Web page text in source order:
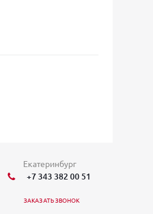
Екатеринбург
+7 343 382 00 51
ЗАКАЗАТЬ ЗВОНОК